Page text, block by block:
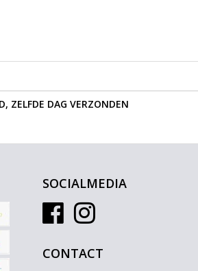
ZELFDE DAG VERZONDEN
SOCIALMEDIA
CONTACT